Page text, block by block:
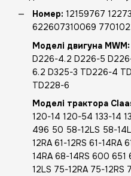
Номер: 12159767
622607310069
Моделі двигуна MWM:
D226-4.2 D226-5
6.2 D325-3 TD226-4
TD228-6
Моделі трактора
120-14 120-54 133-14
496 50 58-12LS 58-
12RA 61-12RS 61-
14RA 68-14RS 600
12LS 75-12RA 75-